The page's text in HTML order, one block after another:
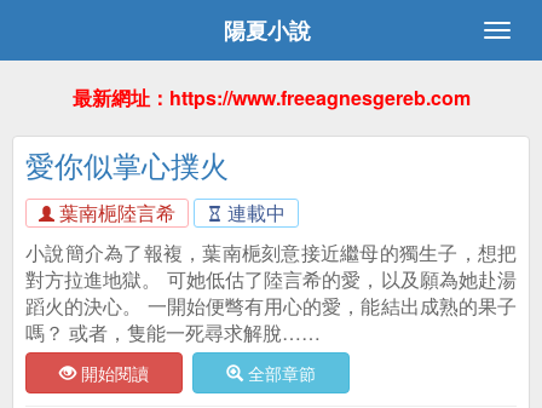
陽夏小說
最新網址：https://www.freeagnesgereb.com
愛你似掌心撲火
葉南梔陸言希
連載中
小說簡介為了報複，葉南梔刻意接近繼母的獨生子，想把
對方拉進地獄。 可她低估了陸言希的愛，以及願為她赴湯
蹈火的決心。 一開始便彆有用心的愛，能結出成熟的果子
嗎？ 或者，隻能一死尋求解脫……
開始閱讀 全部章節